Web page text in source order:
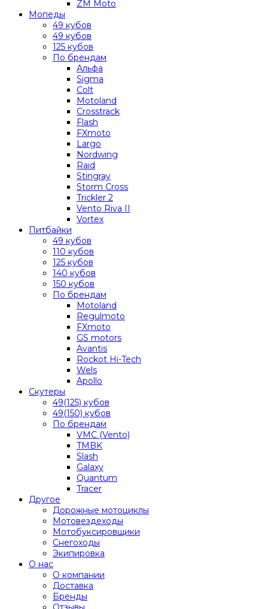
ZM Moto
Мопеды
49 кубов
49 кубов
125 кубов
По брендам
Альфа
Sigma
Colt
Motoland
Crosstrack
Flash
FXmoto
Largo
Nordwing
Raid
Stingray
Storm Cross
Trickler 2
Vento Riva II
Vortex
Питбайки
49 кубов
110 кубов
125 кубов
140 кубов
150 кубов
По брендам
Motoland
Regulmoto
FXmoto
GS motors
Avantis
Rockot Hi-Tech
Wels
Apollo
Скутеры
49(125) кубов
49(150) кубов
По брендам
VMC (Vento)
TMBK
Slash
Galaxy
Quantum
Tracer
Другое
Дорожные мотоциклы
Мотовездеходы
Мотобуксировщики
Снегоходы
Экипировка
О нас
О компании
Доставка
Бренды